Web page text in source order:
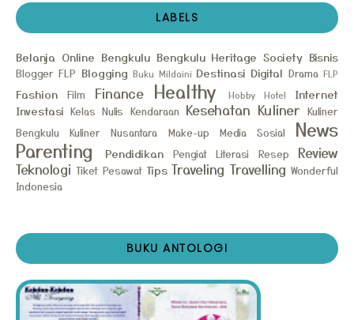
LABELS
Belanja Online Bengkulu Bengkulu Heritage Society Bisnis
Blogger FLP Blogging Buku Mildaini Destinasi Digital Drama FLP
Fashion Film Finance Healthy Hobby Hotel
Internet
Investasi Kelas Nulis Kendaraan Kesehatan Kuliner Kuliner
Bengkulu
Kuliner Nusantara Make-up Media Sosial
News
Parenting
Pendidikan Pengiat Literasi Resep
Review
Teknologi Tiket Pesawat Tips Traveling Travelling Wonderful
Indonesia
BUKU ANTOLOGI